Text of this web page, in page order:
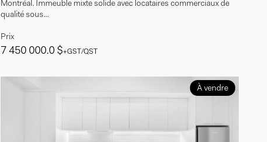
Montréal. Immeuble mixte solide avec locataires commerciaux de
qualité sous...
Prix
7 450 000.0 $+GST/QST
À vendre